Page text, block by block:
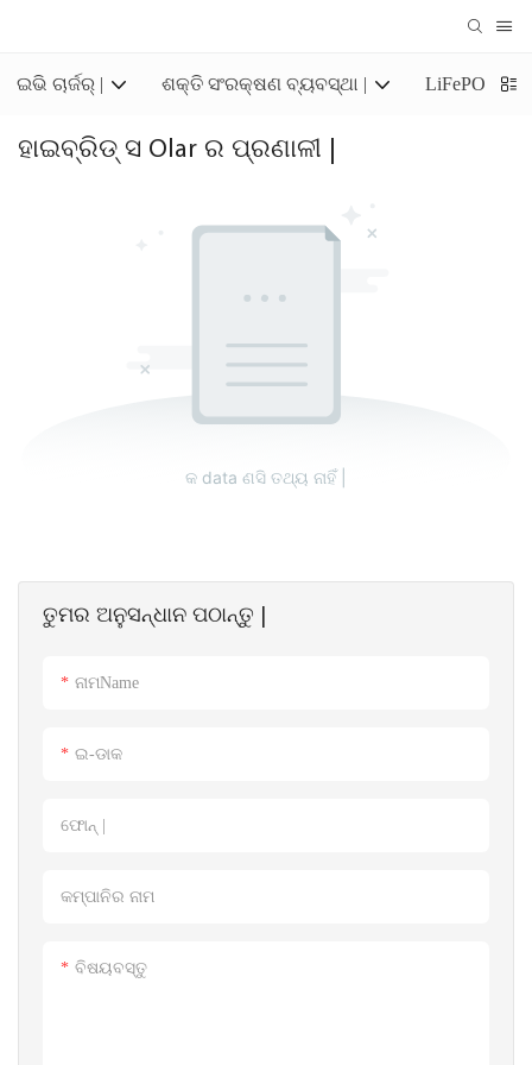
ଇଭି ଚାର୍ଜର୍ | ଶକ୍ତି ସଂରକ୍ଷଣ ବ୍ୟବସ୍ଥା | LiFePO4
ହାଇବ୍ରିଡ୍ ସ Olar ର ପ୍ରଣାଳୀ |
ତୁମର ଅନୁସନ୍ଧାନ ପଠାନ୍ତୁ |
ନାମName
ଇ-ଡାକ
ଫୋନ୍ |
କମ୍ପାନିର ନାମ
ବିଷୟବସ୍ତୁ
କ data ଣସି ତଥ୍ୟ ନାହିଁ |